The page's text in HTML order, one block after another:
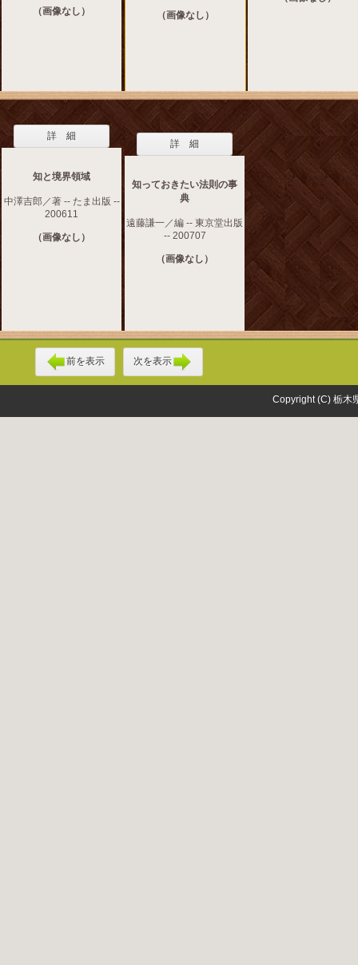
（画像なし） （画像なし）
詳 細
知と境界領域
中澤吉郎／著 -- たま出版 --
200611
（画像なし）
詳 細
知っておきたい法則の事
典
遠藤謙一／編 -- 東京堂出版
-- 200707
（画像なし）
前を表示 次を表示
Copyright (C) 栃木